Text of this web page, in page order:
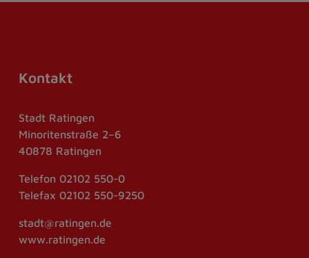
Kontakt
Stadt Ratingen
Minoritenstraße 2–6
40878 Ratingen
Telefon 02102 550-0
Telefax 02102 550-9250
stadt@ratingen.de
www.ratingen.de